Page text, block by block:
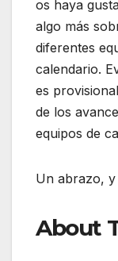
os haya
algo más
diferentes
calendario.
es
de los
equipos de
Un abrazo,
About